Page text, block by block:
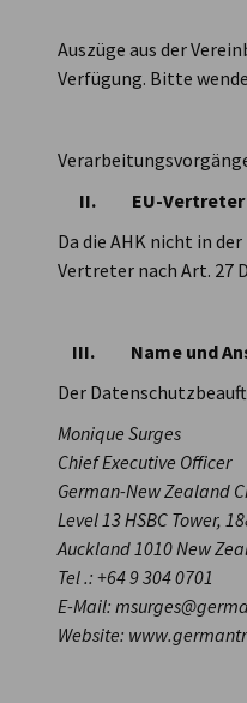
Auszüge aus der
Verfügung. Bitte
II. EU-Vertreter
Da die AHK nicht in
Vertreter nach Art. 27
III. Name und
Der
Monique Surges
Chief Executive Officer
German-New Zealand
Level 13 HSBC Tower,
Auckland 1010 New
Tel .: +64 9 304 0701
E-Mail:
Website: